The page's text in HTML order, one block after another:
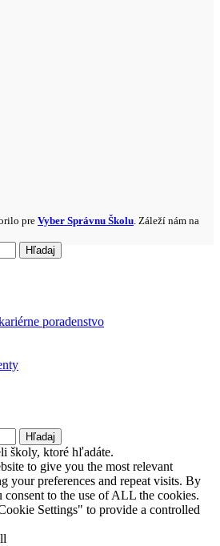
pre Vyber Správnu Školu . Záleží nám na
Hľadaj
poradenstvo
Hľadaj
školy, ktoré hľadáte.
to give you the most relevant
your preferences and repeat visits. By
to the use of ALL the cookies.
Settings" to provide a controlled